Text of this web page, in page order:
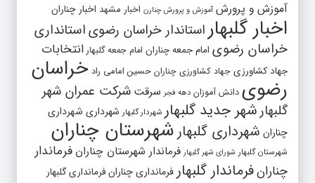
آموزش و پرورش آموزش و پرورش چنارن اخبار مشهد اخبار چناران
اخبار گلبهار استاندار خراسان رضویاستانداری
خراسان رضوی امام جمعه چناران امام جمعه گلبهار انتخابات
جهاد کشاورزی جهاد کشاورزی چناران حسین امامی راد خراسان
رضوی دانش آموزان دهه فجر سرقت شرکت عمران شهر
گلبهارشهر جدید گلبهار شهردار گلبهار شهرداری شهرداری
چناران شهرداری گلبهار شهرستان چناران
شهرستان گلبهار شورای شهر گلبهار فرماندار شهرستان چناران فرماندار
چنارانفرماندار گلبهار فرمانداری چنارانفرمانداری گلبهار